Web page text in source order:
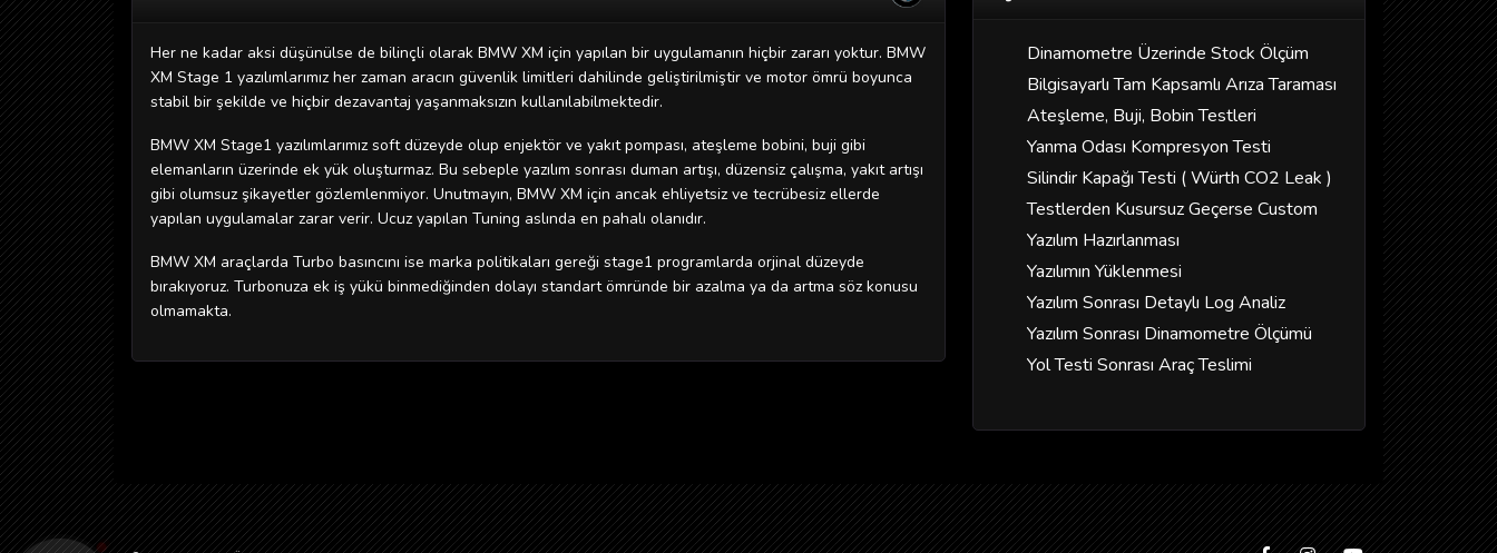
Her ne kadar aksi düşünülse de bilinçli olarak BMW XM için yapılan bir uygulamanın hiçbir zararı yoktur. BMW
XM Stage 1 yazılımlarımız her zaman aracın güvenlik limitleri dahilinde geliştirilmiştir ve motor ömrü boyunca
stabil bir şekilde ve hiçbir dezavantaj yaşanmaksızın kullanılabilmektedir.
BMW XM Stage1 yazılımlarımız soft düzeyde olup enjektör ve yakıt pompası, ateşleme bobini, buji gibi
elemanların üzerinde ek yük oluşturmaz. Bu sebeple yazılım sonrası duman artışı, düzensiz çalışma, yakıt artışı
gibi olumsuz şikayetler gözlemlenmiyor. Unutmayın, BMW XM için ancak ehliyetsiz ve tecrübesiz ellerde
yapılan uygulamalar zarar verir. Ucuz yapılan Tuning aslında en pahalı olanıdır.
BMW XM araçlarda Turbo basıncını ise marka politikaları gereği stage1 programlarda orjinal düzeyde
bırakıyoruz. Turbonuza ek iş yükü binmediğinden dolayı standart ömründe bir azalma ya da artma söz konusu
olmamakta.
Dinamometre Üzerinde Stock Ölçüm
Bilgisayarlı Tam Kapsamlı Arıza Taraması
Ateşleme, Buji, Bobin Testleri
Yanma Odası Kompresyon Testi
Silindir Kapağı Testi ( Würth CO2 Leak )
Testlerden Kusursuz Geçerse Custom
Yazılım Hazırlanması
Yazılımın Yüklenmesi
Yazılım Sonrası Detaylı Log Analiz
Yazılım Sonrası Dinamometre Ölçümü
Yol Testi Sonrası Araç Teslimi